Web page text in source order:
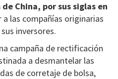
China, por sus siglas en
a las compañías originarias
inversores.
campaña de rectificación
a desmantelar las
de corretaje de bolsa,